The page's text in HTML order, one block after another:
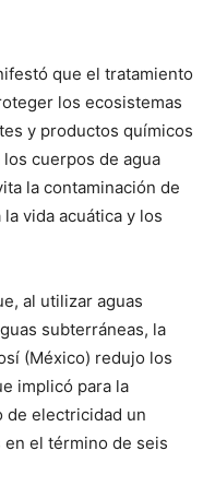
que el tratamiento
los ecosistemas
y productos químicos
cuerpos de agua
la contaminación de
vida acuática y los
al utilizar aguas
subterráneas, la
(México) redujo los
implicó para la
de electricidad un
el término de seis